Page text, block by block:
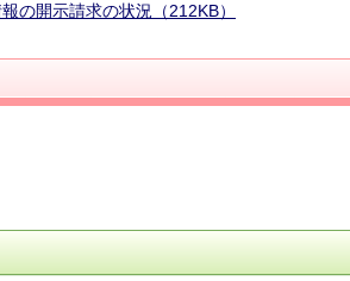
の開示請求の状況（212KB）